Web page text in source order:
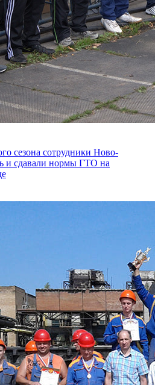
сезона сотрудники Ново-
и сдавали нормы ГТО на